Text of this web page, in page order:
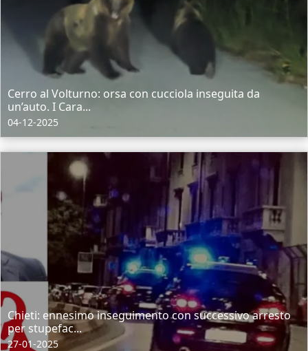
Cerro al Volturno: orsa con cucciola inseguita da
un’auto. I Cara...
04-12-2025
Chieti: ennesimo inseguimento con successivo arresto
per stupefac...
27-01-2025